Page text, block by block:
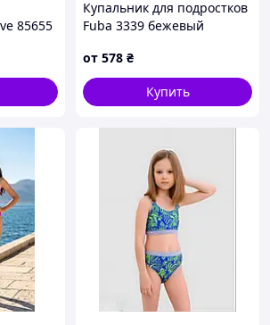
собрать необходимую группу
с сезоном, наиболее
и направлением их
85655
Купальник для подростков
Fuba 3339 бежевый
размеры
от 578 ₴
Купить